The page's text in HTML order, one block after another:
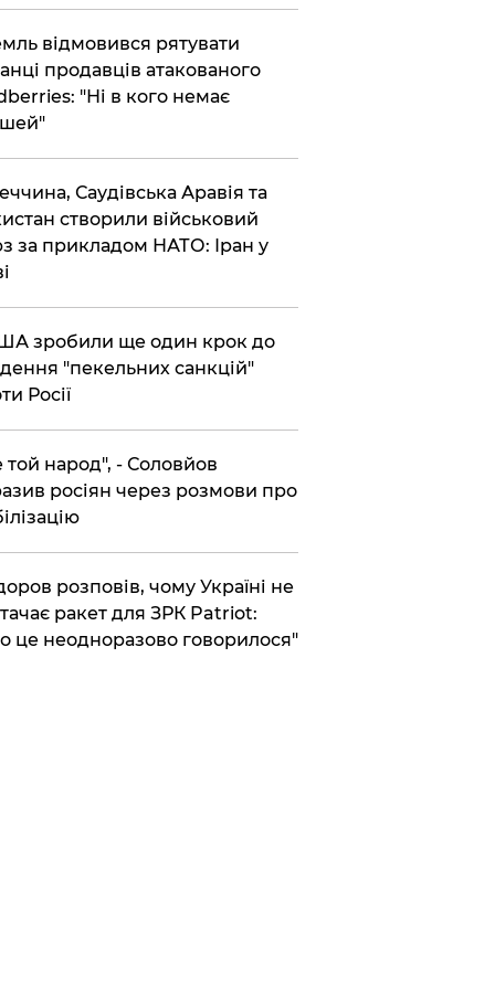
відмовився рятувати
продавців атакованого
"Ні в кого немає
Саудівська Аравія та
створили військовий
за прикладом НАТО: Іран у
зробили ще один крок до
"пекельних санкцій"
Росії
той народ", - Соловйов
росіян через розмови про
розповів, чому Україні не
ракет для ЗРК Patriot:
це неодноразово говорилося"